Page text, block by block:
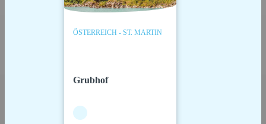
ÖSTERREICH - ST. MARTIN
Grubhof